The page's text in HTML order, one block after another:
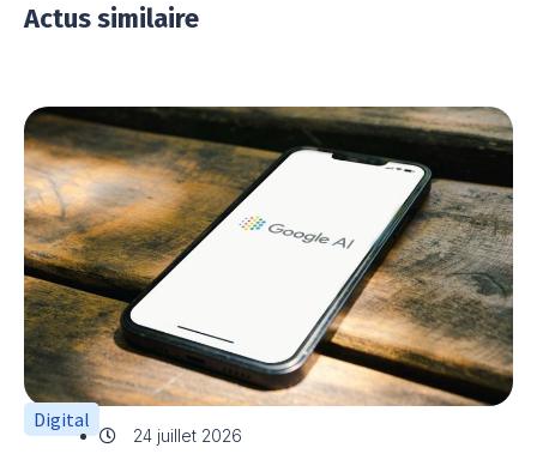
Actus similaire
Digital
24 juillet 2026